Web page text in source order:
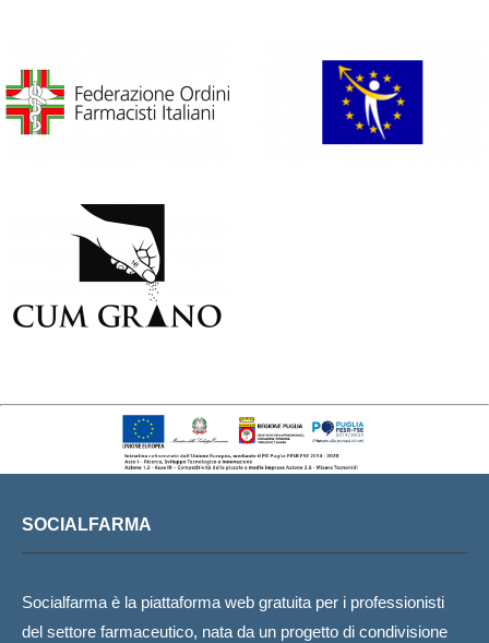
SOCIALFARMA
Socialfarma è la piattaforma web gratuita per i professionisti
del settore farmaceutico, nata da un progetto di condivisione